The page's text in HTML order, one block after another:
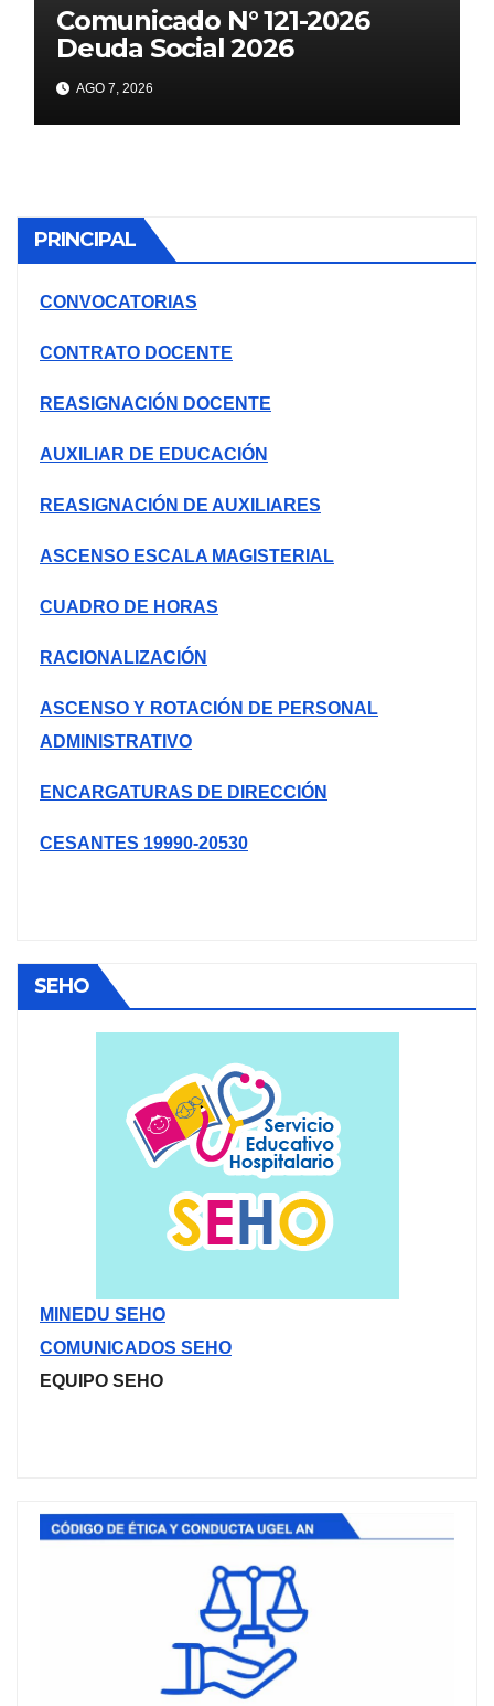
Comunicado N° 121-2026
Deuda Social 2026
AGO 7, 2026
PRINCIPAL
CONVOCATORIAS
CONTRATO DOCENTE
REASIGNACIÓN DOCENTE
AUXILIAR DE EDUCACIÓN
REASIGNACIÓN DE AUXILIARES
ASCENSO ESCALA MAGISTERIAL
CUADRO DE HORAS
RACIONALIZACIÓN
ASCENSO Y ROTACIÓN DE PERSONAL
ADMINISTRATIVO
ENCARGATURAS DE DIRECCIÓN
CESANTES 19990-20530
SEHO
MINEDU SEHO
COMUNICADOS SEHO
EQUIPO SEHO